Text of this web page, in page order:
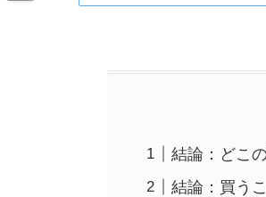
結論：どこ
結論：買う